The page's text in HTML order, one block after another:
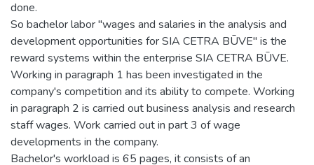
done.
So bachelor labor "wages and salaries in the analysis and
development opportunities for SIA CETRA BŪVE" is the
reward systems within the enterprise SIA CETRA BŪVE.
Working in paragraph 1 has been investigated in the
company's competition and its ability to compete. Working
in paragraph 2 is carried out business analysis and research
staff wages. Work carried out in part 3 of wage
developments in the company.
Bachelor's workload is 65 pages, it consists of an